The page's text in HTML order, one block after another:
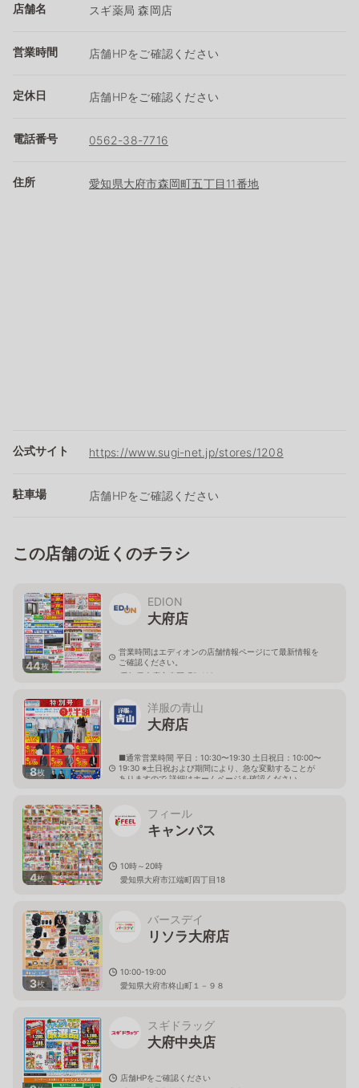
店舗名 スギ薬局 森岡店
営業時間 店舗HPをご確認ください
定休日 店舗HPをご確認ください
電話番号 0562-38-7716
住所 愛知県大府市森岡町五丁目11番地
公式サイト https://www.sugi-net.jp/stores/1208
駐車場 店舗HPをご確認ください
この店舗の近くのチラシ
44枚
EDION
大府店
営業時間はエディオンの店舗情報ページにて最新情報を
ご確認ください。
愛知県大府市森岡町5-110
8枚
洋服の青山
大府店
■通常営業時間 平日：10:30〜19:30 土日祝日：10:00〜
19:30 ※土日祝および期間により、急な変動することが
ありますので 詳細はホームページを確認ください
4枚
フィール
キャンパス
10時～20時
愛知県大府市江端町四丁目18
3枚
バースデイ
リソラ大府店
10:00-19:00
愛知県大府市柊山町１－９８
スギドラッグ
大府中央店
店舗HPをご確認ください